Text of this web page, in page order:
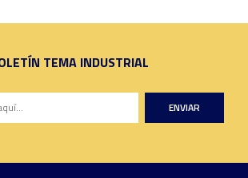
TEMA INDUSTRIAL
ENVIAR